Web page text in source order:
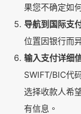
果您不确定如
导航到国际支
位置因银行而
输入支付详细
SWIFT/BIC代
选择收款人希
有信息。